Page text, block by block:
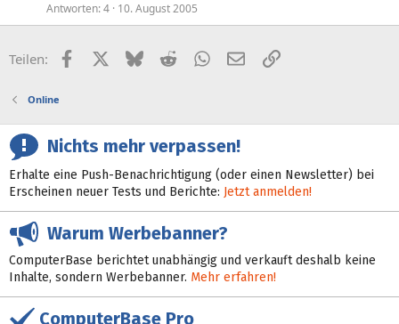
Antworten 4 10. August 2005
Teilen: FacebookX (Twitter)
BlueskyRedditWhatsApp
E-MailLink
Online
Nichts mehr verpassen!
Erhalte eine Push-Benachrichtigung (oder einen Newsletter) bei
Erscheinen neuer Tests und Berichte: Jetzt anmelden!
Warum Werbebanner?
ComputerBase berichtet unabhängig und verkauft deshalb keine
Inhalte, sondern Werbebanner. Mehr erfahren!
ComputerBase Pro